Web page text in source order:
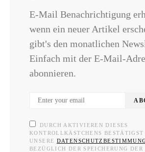
E-Mail Benachrichtigung
wenn ein neuer Artikel
gibt's den monatlichen
Einfach mit der E-Mail-
abonnieren.
DURCH AKTIVIEREN DIESES
KONTROLLKÄSTCHENS
UNSERE
BEZÜGLICH DER SPEICHERUNG DER